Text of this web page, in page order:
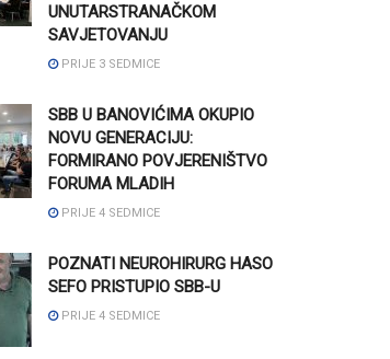
UNUTARSTRANAČKOM
SAVJETOVANJU
PRIJE 3 SEDMICE
SBB U BANOVIĆIMA OKUPIO
NOVU GENERACIJU:
FORMIRANO POVJERENIŠTVO
FORUMA MLADIH
PRIJE 4 SEDMICE
POZNATI NEUROHIRURG HASO
SEFO PRISTUPIO SBB-U
PRIJE 4 SEDMICE